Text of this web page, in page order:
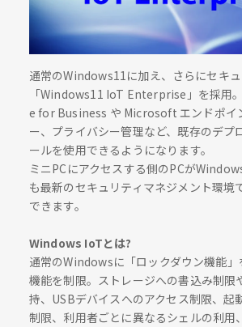
通常のWindows11に加え、さらにセキ
「Windows11 IoT Enterprise」を採用
e for Business や Microsoft エンドポイ
ー、プライバシー管理など、既存のデプ
ールを使用できるようになります。
ミニPCにアクセスする側のPCが
も最新のセキュリティマネジメント環境
できます。
Windows IoTとは?
通常のWindowsに「ロックダウン機能」
機能を制限。ストレージへの書込み制限
持、USBデバイスへのアクセス制限、起
制限、利用者ごとに異なるシェルの利用